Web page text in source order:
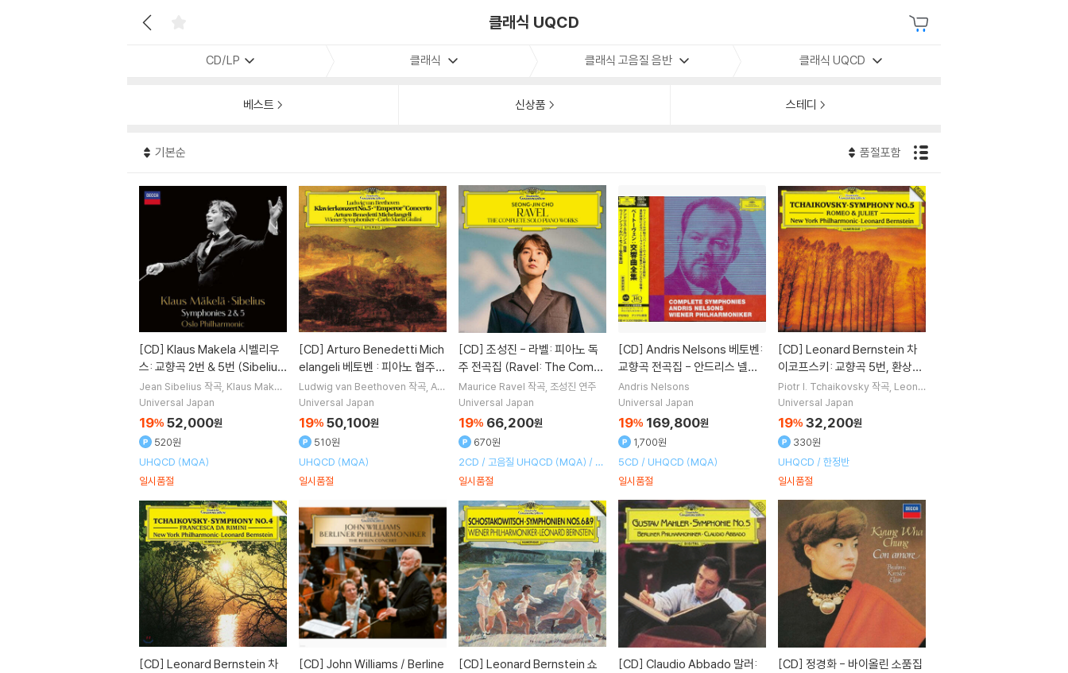
클래식 UQCD
CD/LP 클래식 클래식 고음질 음반 클래식 UQCD
베스트 신상품 스테디
기본순 품절포함
[CD]
스: 교향곡 2번 & 5번 (Sibelius:
Symphonies Nos.2 & 5)
Jean Sibelius 작곡 Klaus Makel
a 지휘 Oslo Filharmoniske Orke
Universal Japan
19% 52,000원
520원
UHQCD (MQA)
일시품절
[CD]
elangeli 베토벤 : 피아노 협주곡
5번 황제 (Beethoven : Piano
Concerto No.5 Emperor)
Ludwig van Beethoven 작곡 Art
uro Benedetti Michelangeli
Symphoniker오케스트라
Universal Japan
19% 50,100원
510원
UHQCD (MQA)
일시품절
[CD]
주 전곡집 (Ravel: The Compl
ete Solo Piano Works)
Maurice Ravel 작곡 조성진 연주
Universal Japan
19% 66,200원
670원
2CD / 고음질 UHQCD (MQA) / 일
본 수입반
일시품절
[CD]
교향곡 전곡집 - 안드리스 넬손
스 (Beethoven: Complete S
ymphonies)
Andris Nelsons
Universal Japan
19% 169,800원
1,700원
5CD / UHQCD (MQA)
일시품절
[CD]
이코프스키: 교향곡 5번, 환상서
곡 '로미오와 줄리엣'
Piotr I. Tchaikovsky 작곡 Leona
rd Bernstein지휘
Universal Japan
19% 32,200원
330원
UHQCD / 한정반
일시품절
[CD] [CD] [CD] [CD] [CD]